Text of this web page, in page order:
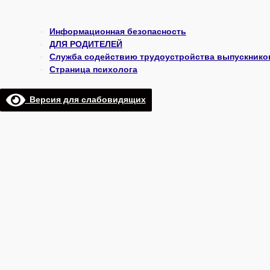
Информационная безопасность
ДЛЯ РОДИТЕЛЕЙ
Служба содействию трудоустройства
Страница психолога
Версия для слабовидящих